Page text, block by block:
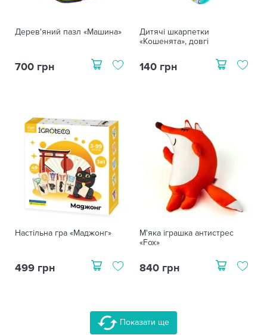
Дерев'яний пазл «Машина»
700 грн
Дитячі шкарпетки
«Кошенята», довгі
140 грн
Настільна гра «Маджонг»
499 грн
М'яка іграшка антистрес
«Fox»
840 грн
Показати ще